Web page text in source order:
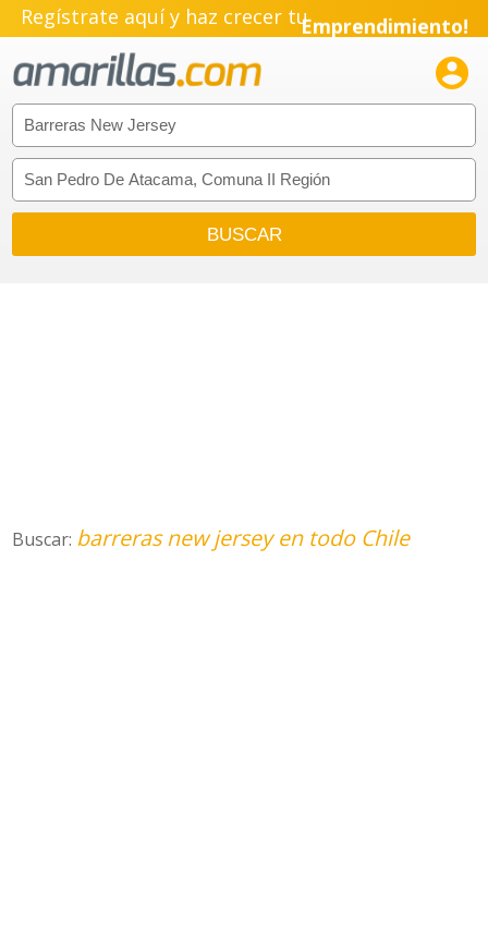
Regístrate aquí y haz crecer tuEmprendimiento!

Buscar: barreras new jersey en todo Chile